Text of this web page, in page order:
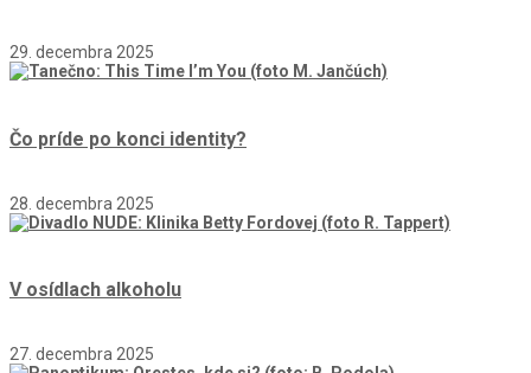
29. decembra 2025
Čo príde po konci identity?
28. decembra 2025
V osídlach alkoholu
27. decembra 2025